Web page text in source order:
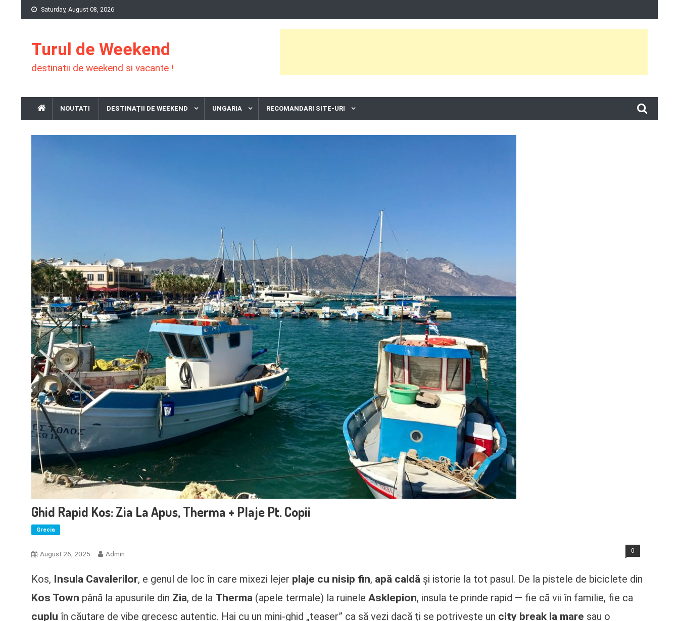
Skip
to
Saturday, August 08, 2026
Turul de Weekend
destinatii de weekend si vacante !
NOUTATI DESTINAȚII DE WEEKEND UNGARIA RECOMANDARI SITE-URI
Ghid Rapid Kos: Zia La Apus, Therma + Plaje Pt. Copii
Grecia
August 26, 2025 Admin 0
Kos, Insula Cavalerilor, e genul de loc în care mixezi lejer plaje cu nisip fin, apă caldă și istorie la tot pasul. De la pistele de biciclete din
Kos Town până la apusurile din Zia, de la Therma (apele termale) la ruinele Asklepion, insula te prinde rapid — fie că vii în familie, fie ca
cuplu în căutare de vibe grecesc autentic. Hai cu un mini-ghid „teaser” ca să vezi dacă ți se potrivește un city break la mare sau o